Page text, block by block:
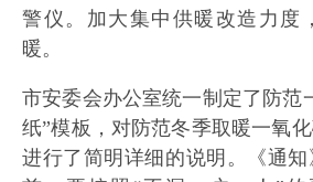
警仪。加大集中供暖改造力度
暖。
市安委会办公室统一制定了防范
纸”模板，对防范冬季取暖一氧
进行了简明详细的说明。《通知